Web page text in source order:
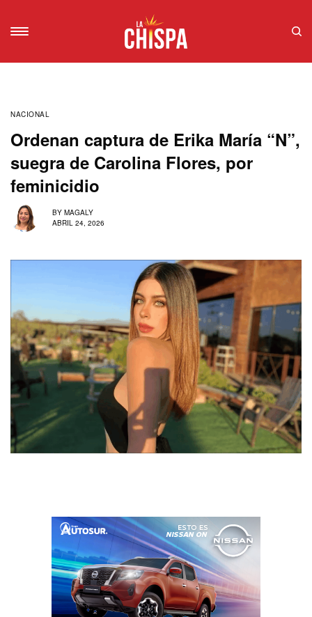
NACIONAL
Ordenan captura de Erika María “N”,
suegra de Carolina Flores, por
feminicidio
BY MAGALY
ABRIL 24, 2026